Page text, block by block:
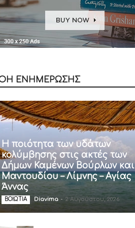
ΕΝΗΜΕΡΩΣΗΣ
Η ποιότητα των υδάτων
κολύμβησης στις ακτές των
Δήμων Καμένων Βούρλων και
Μαντουδίου – Λίμνης – Αγίας
Άννας
ΒΟΙΩΤΙΑ Diavima - 2 Αυγούστου, 2026